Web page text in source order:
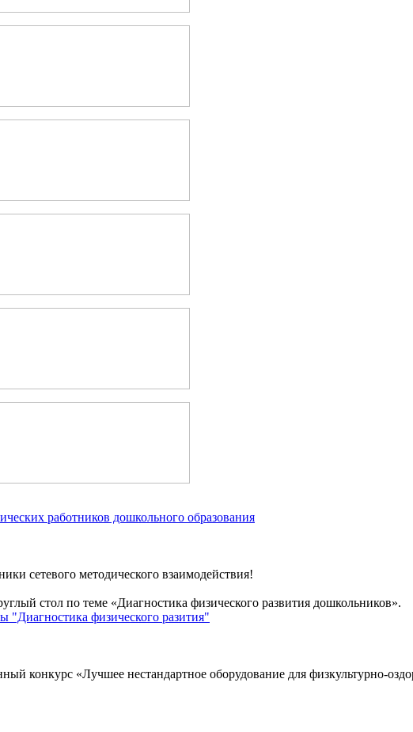
работников дошкольного образования
сетевого методического взаимодействия!
стол по теме «Диагностика физического развития дошкольников».
"Диагностика физического разития"
конкурс «Лучшее нестандартное оборудование для физкультурно-